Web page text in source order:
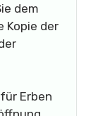
dem
Kopie der
Erben